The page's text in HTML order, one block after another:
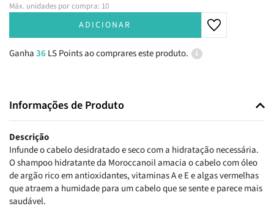
Máx. unidades por compra: 10
ADICIONAR
Ganha36 LS Points ao comprares este produto.
Informações de Produto
Descrição
Infunde o cabelo desidratado e seco com a hidratação necessária.
O shampoo hidratante da Moroccanoil amacia o cabelo com óleo
de argão rico em antioxidantes, vitaminas A e E e algas vermelhas
que atraem a humidade para um cabelo que se sente e parece mais
saudável.